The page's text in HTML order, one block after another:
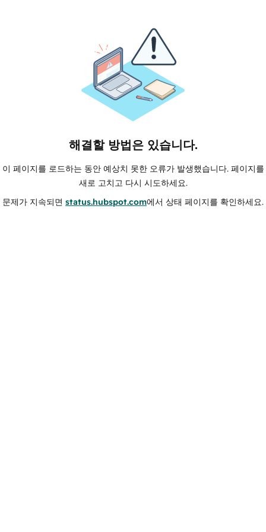
해결할 방법은 있습니다.
이 페이지를 로드하는 동안 예상치 못한 오류가 발생했습니다. 페이지를
새로 고치고 다시 시도하세요.
문제가 지속되면 status.hubspot.com에서 상태 페이지를 확인하세요.